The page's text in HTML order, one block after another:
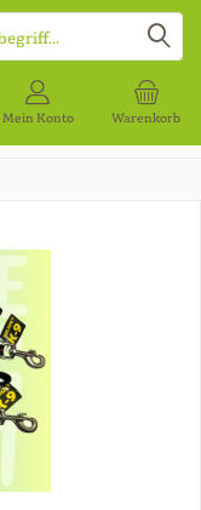
Warenkorb
Mein Konto